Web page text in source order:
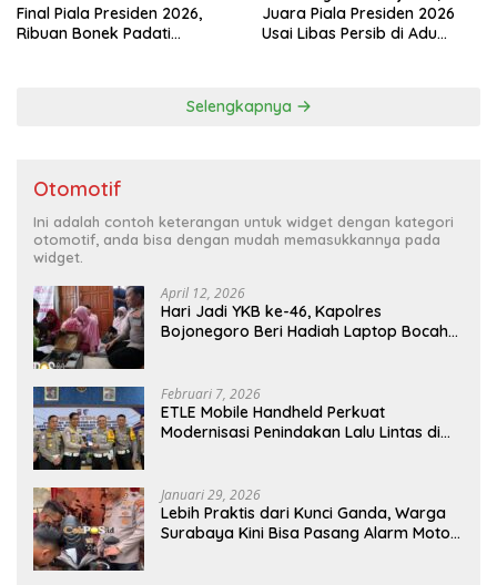
Final Piala Presiden 2026,
Ribuan Bonek Padati
Juara Piala Presiden 2026
Usai Libas Persib di Adu
Selengkapnya
Otomotif
Ini adalah contoh keterangan untuk widget dengan kategori
otomotif, anda bisa dengan mudah memasukkannya pada
widget.
April 12, 2026
Hari Jadi YKB ke-46, Kapolres
Bojonegoro Beri Hadiah Laptop Bocah
Februari 7, 2026
ETLE Mobile Handheld Perkuat
Modernisasi Penindakan Lalu Lintas di
Januari 29, 2026
Lebih Praktis dari Kunci Ganda, Warga
Surabaya Kini Bisa Pasang Alarm Motor